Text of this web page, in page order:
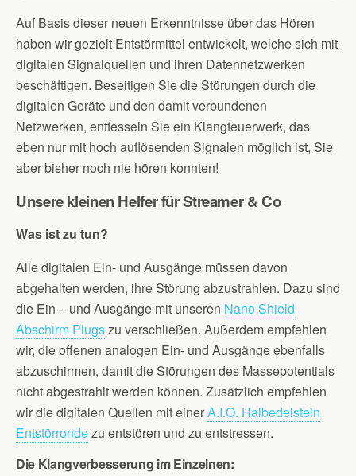
Auf Basis dieser neuen Erkenntnisse über das Hören
haben wir gezielt Entstörmittel entwickelt, welche sich mit
digitalen Signalquellen und ihren Datennetzwerken
beschäftigen. Beseitigen Sie die Störungen durch die
digitalen Geräte und den damit verbundenen
Netzwerken, entfesseln Sie ein Klangfeuerwerk, das
eben nur mit hoch auflösenden Signalen möglich ist, Sie
aber bisher noch nie hören konnten!
Unsere kleinen Helfer für Streamer & Co
Was ist zu tun?
Alle digitalen Ein- und Ausgänge müssen davon
abgehalten werden, ihre Störung abzustrahlen. Dazu sind
die Ein – und Ausgänge mit unseren Nano Shield
Abschirm Plugszu verschließen. Außerdem empfehlen
wir, die offenen analogen Ein- und Ausgänge ebenfalls
abzuschirmen, damit die Störungen des Massepotentials
nicht abgestrahlt werden können. Zusätzlich empfehlen
wir die digitalen Quellen mit einerA.I.O. Halbedelstein
Entstörrondezu entstören und zu entstressen.
Die Klangverbesserung im Einzelnen: